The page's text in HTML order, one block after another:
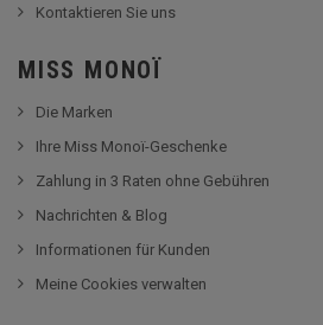
Kontaktieren Sie uns
MISS MONOÏ
Die Marken
Ihre Miss Monoï-Geschenke
Zahlung in 3 Raten ohne Gebühren
Nachrichten & Blog
Informationen für Kunden
Meine Cookies verwalten